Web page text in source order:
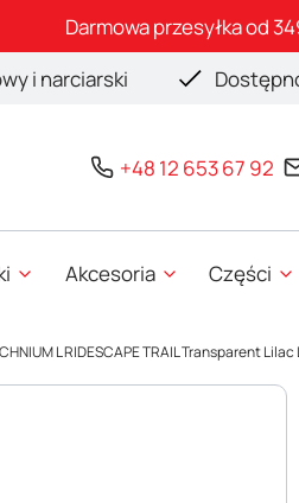
Darmowa przesyłka od
i narciarski
+48 12 653 67 92
Akcesoria Części
L RIDESCAPE TRAIL Transparent Lilac